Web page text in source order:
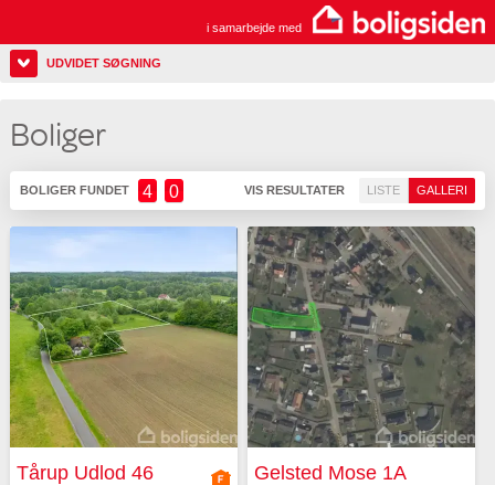
i samarbejde med
UDVIDET SØGNING
Boliger
BOLIGER FUNDET 4 0 VIS RESULTATER LISTE GALLERI
Tårup Udlod 46 Gelsted Mose 1A